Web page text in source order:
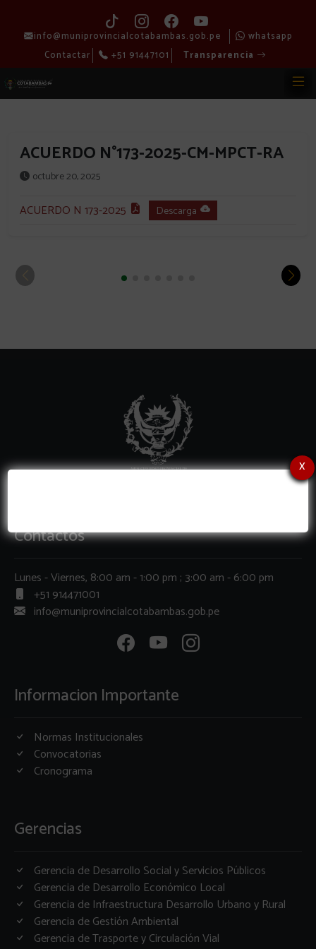
info@muniprovincialcotabambas.gob.pe
whatsapp
Contactar
+51 91447101 Transparencia
ACUERDO N°173-2025-CM-MPCT-RA
octubre 20, 2025
ACUERDO N 173-2025 Descarga
x
Contactos
Lunes - Viernes, 8:00 am - 1:00 pm ; 3:00 am - 6:00 pm
+51 914471001
info@muniprovincialcotabambas.gob.pe
Informacion Importante
Normas Institucionales
Convocatorias
Cronograma
Gerencias
Gerencia de Desarrollo Social y Servicios Públicos
Gerencia de Desarrollo Económico Local
Gerencia de Infraestructura Desarrollo Urbano y Rural
Gerencia de Gestión Ambiental
Gerencia de Trasporte y Circulación Vial